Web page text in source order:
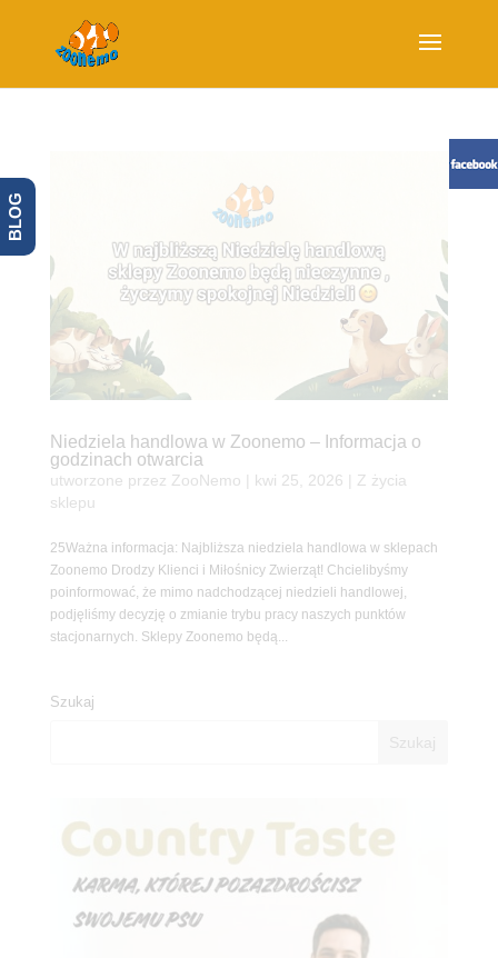
Niedziela handlowa w Zoonemo – Informacja o
godzinach otwarcia
utworzone przez ZooNemo kwi 25, 2026
Z życia
sklepu
25Ważna informacja: Najbliższa niedziela handlowa w sklepach
Zoonemo Drodzy Klienci i Miłośnicy Zwierząt! Chcielibyśmy
poinformować, że mimo nadchodzącej niedzieli handlowej,
podjęliśmy decyzję o zmianie trybu pracy naszych punktów
stacjonarnych. Sklepy Zoonemo będą...
Szukaj
BLOG